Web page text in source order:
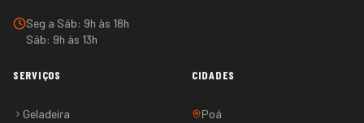
Seg a Sáb: 9h às 18h
Sáb: 9h às 13h
SERVIÇOS
Geladeira
CIDADES
Poá